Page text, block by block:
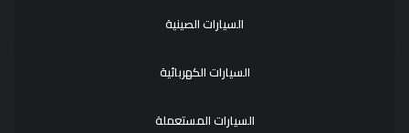
السيارات الصينية
السيارات الكهربائية
السيارات المستعملة